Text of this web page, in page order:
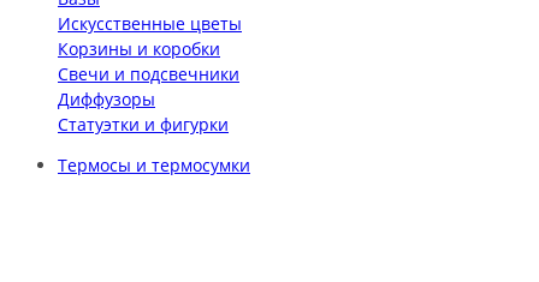
Искусственные цветы
Корзины и коробки
Свечи и подсвечники
Диффузоры
Статуэтки и фигурки
Термосы и термосумки